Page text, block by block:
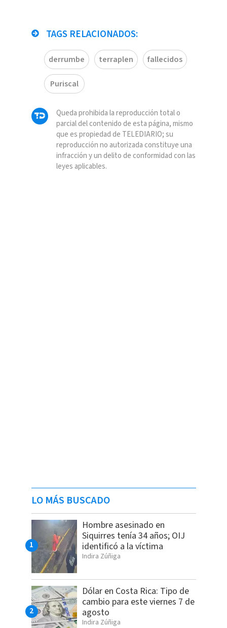
TAGS RELACIONADOS:
derrumbe terraplen fallecidos
Puriscal
Queda prohibida la reproducción total o
parcial del contenido de esta página, mismo
que es propiedad de TELEDIARIO; su
reproducción no autorizada constituye una
infracción y un delito de conformidad con las
leyes aplicables.
LO MÁS BUSCADO
Hombre asesinado en
Siquirres tenía 34 años; OIJ
identificó a la víctima
Indira Zúñiga
Dólar en Costa Rica: Tipo de
cambio para este viernes 7 de
agosto
Indira Zúñiga